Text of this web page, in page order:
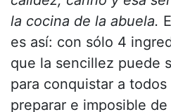
la cocina de la abuela.
es así: con sólo 4
que la sencillez puede
para conquistar a
preparar e imposible